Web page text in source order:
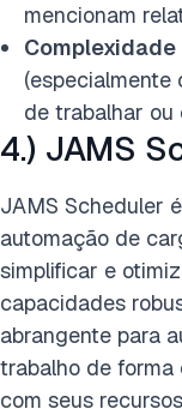
mencionam
(especialmente
de trabalhar ou
4.) JAMS
JAMS Scheduler
automação de
simplificar e
capacidades
abrangente para
trabalho de forma
com seus